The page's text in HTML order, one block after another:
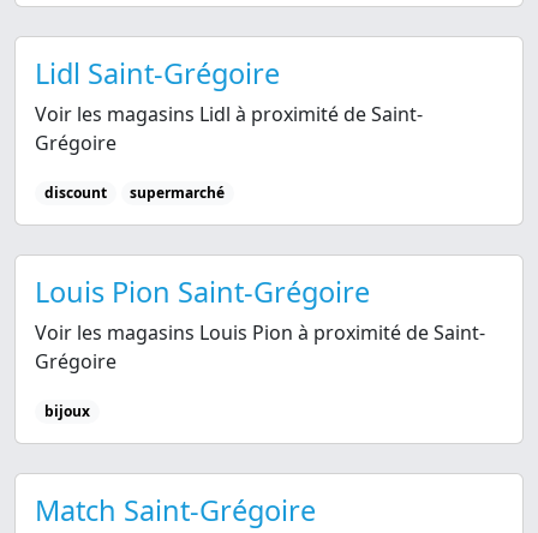
Lidl Saint-Grégoire
Voir les magasins Lidl à proximité de Saint-
Grégoire
discount supermarché
Louis Pion Saint-Grégoire
Voir les magasins Louis Pion à proximité de Saint-
Grégoire
bijoux
Match Saint-Grégoire